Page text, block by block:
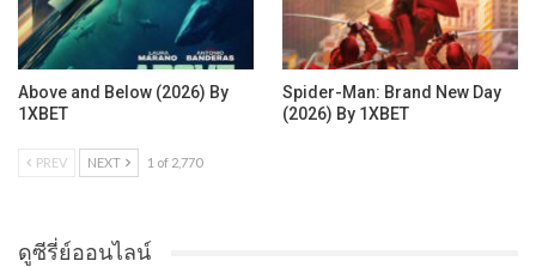
Above and Below (2026) By
1XBET
Spider-Man: Brand New Day
(2026) By 1XBET
PREV NEXT 1 of 2,770
ดูซีรี่ย์ออนไลน์